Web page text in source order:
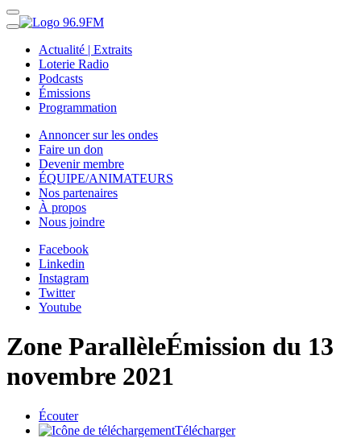
Actualité | Extraits
Loterie Radio
Podcasts
Émissions
Programmation
Annoncer sur les ondes
Faire un don
Devenir membre
ÉQUIPE/ANIMATEURS
Nos partenaires
À propos
Nous joindre
Facebook
Linkedin
Instagram
Twitter
Youtube
Zone ParallèleÉmission du 13
novembre 2021
Écouter
Télécharger